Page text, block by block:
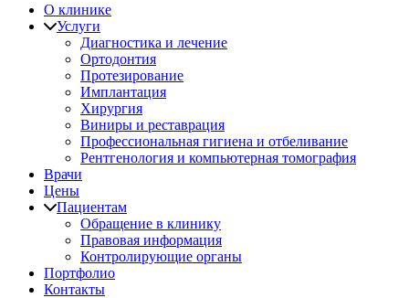
О клинике
Услуги
Диагностика и лечение
Ортодонтия
Протезирование
Имплантация
Хирургия
Виниры и реставрация
Профессиональная гигиена и отбеливание
Рентгенология и компьютерная томография
Врачи
Цены
Пациентам
Обращение в клинику
Правовая информация
Контролирующие органы
Портфолио
Контакты